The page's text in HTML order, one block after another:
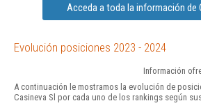
Acceda a toda la información de
Evolución posiciones 2023 - 2024
Información
A continuación le mostramos la evolución de
Casineva Sl por cada uno de los rankings según